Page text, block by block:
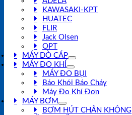
KAWASAKI-KPT
HUATEC
FLIR
Jack Olsen
OPT
MÁY DÒ CÁP
MÁY ĐO KHÍ
MÁY ĐO BỤI
Báo Khói Báo Cháy
Máy Đo Khí Đơn
MÁY BƠM
BƠM HÚT CHÂN KHÔNG